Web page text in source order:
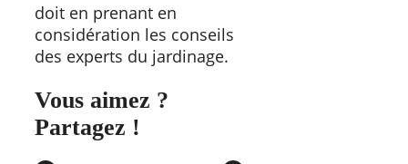
doit en prenant en
considération les conseils
des experts du jardinage.
Vous aimez ?
Partagez !